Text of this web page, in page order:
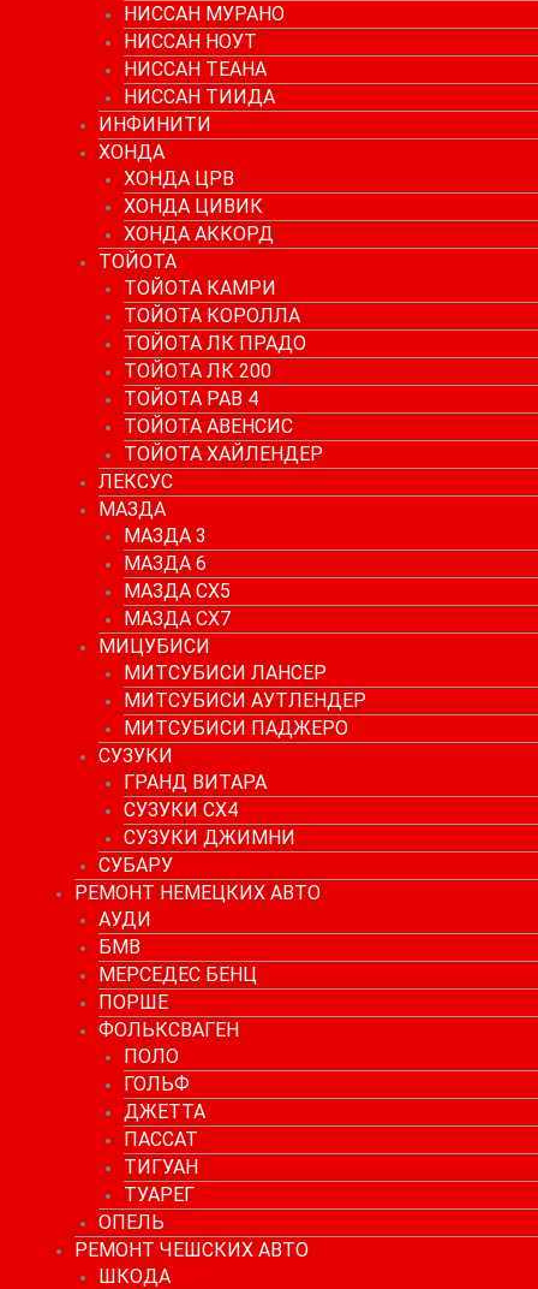
НИССАН МУРАНО
НИССАН НОУТ
НИССАН ТЕАНА
НИССАН ТИИДА
ИНФИНИТИ
ХОНДА
ХОНДА ЦРВ
ХОНДА ЦИВИК
ХОНДА АККОРД
ТОЙОТА
ТОЙОТА КАМРИ
ТОЙОТА КОРОЛЛА
ТОЙОТА ЛК ПРАДО
ТОЙОТА ЛК 200
ТОЙОТА РАВ 4
ТОЙОТА АВЕНСИС
ТОЙОТА ХАЙЛЕНДЕР
ЛЕКСУС
МАЗДА
МАЗДА 3
МАЗДА 6
МАЗДА СХ5
МАЗДА СХ7
МИЦУБИСИ
МИТСУБИСИ ЛАНСЕР
МИТСУБИСИ АУТЛЕНДЕР
МИТСУБИСИ ПАДЖЕРО
СУЗУКИ
ГРАНД ВИТАРА
СУЗУКИ СХ4
СУЗУКИ ДЖИМНИ
СУБАРУ
РЕМОНТ НЕМЕЦКИХ АВТО
АУДИ
БМВ
МЕРСЕДЕС БЕНЦ
ПОРШЕ
ФОЛЬКСВАГЕН
ПОЛО
ГОЛЬФ
ДЖЕТТА
ПАССАТ
ТИГУАН
ТУАРЕГ
ОПЕЛЬ
РЕМОНТ ЧЕШСКИХ АВТО
ШКОДА